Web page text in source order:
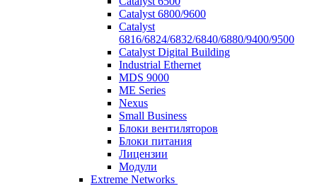
Catalyst 6800/9600
Catalyst
6816/6824/6832/6840/6880/9400/9500
Catalyst Digital Building
Industrial Ethernet
MDS 9000
ME Series
Nexus
Small Business
Блоки вентиляторов
Блоки питания
Лицензии
Модули
Extreme Networks